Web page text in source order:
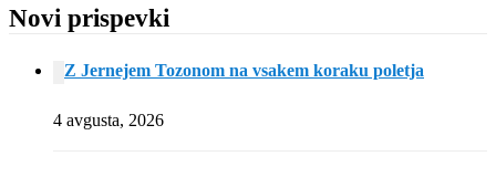
Novi prispevki
Z Jernejem Tozonom na vsakem koraku poletja
4 avgusta, 2026